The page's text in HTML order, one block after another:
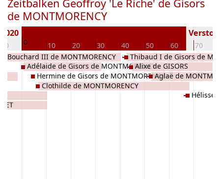
Zeitbalken Geoffroy 'Le Riche' de Gisors
de MONTMORENCY
0 10 20 30 40 50 60 70
Bouchard III de MONTMORENCY
Adélaide de Gisors de MONTMORENCY
Hermine de Gisors de MONTMORENCY
Clothilde de MONTMORENCY
Thibaud I de Gisors de
Alixe de GISORS
Aglaë de